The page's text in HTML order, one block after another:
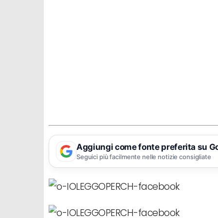
Aggiungi come fonte preferita su
Seguici più facilmente nelle notizie consigliate